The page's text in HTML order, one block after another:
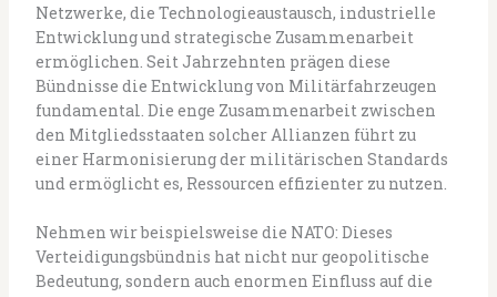
Netzwerke, die Technologieaustausch, industrielle
Entwicklung und strategische Zusammenarbeit
ermöglichen. Seit Jahrzehnten prägen diese
Bündnisse die Entwicklung von Militärfahrzeugen
fundamental. Die enge Zusammenarbeit zwischen
den Mitgliedsstaaten solcher Allianzen führt zu
einer Harmonisierung der militärischen Standards
und ermöglicht es, Ressourcen effizienter zu nutzen.
Nehmen wir beispielsweise die NATO: Dieses
Verteidigungsbündnis hat nicht nur geopolitische
Bedeutung, sondern auch enormen Einfluss auf die